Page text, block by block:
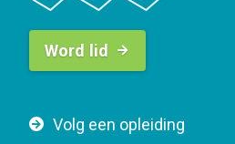
F
Volg een opleiding
B
t
o
Word lid